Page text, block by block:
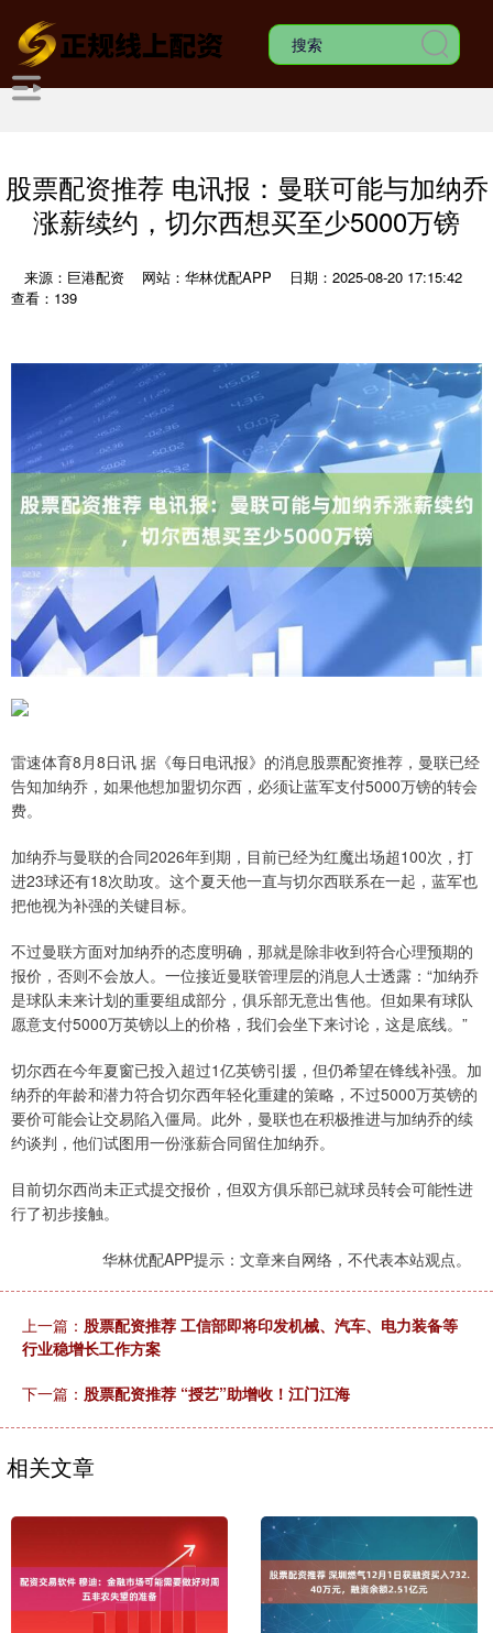
股票配资推荐 电讯报：曼联可能与加纳乔
涨薪续约，切尔西想买至少5000万镑
来源：巨港配资 网站：华林优配APP
日期：2025-08-20 17:15:42
查看：139
雷速体育8月8日讯 据《每日电讯报》的消息股票配资推荐，曼联已经
告知加纳乔，如果他想加盟切尔西，必须让蓝军支付5000万镑的转会
费。
加纳乔与曼联的合同2026年到期，目前已经为红魔出场超100次，打
进23球还有18次助攻。这个夏天他一直与切尔西联系在一起，蓝军也
把他视为补强的关键目标。
不过曼联方面对加纳乔的态度明确，那就是除非收到符合心理预期的
报价，否则不会放人。一位接近曼联管理层的消息人士透露：“加纳乔
是球队未来计划的重要组成部分，俱乐部无意出售他。但如果有球队
愿意支付5000万英镑以上的价格，我们会坐下来讨论，这是底线。”
切尔西在今年夏窗已投入超过1亿英镑引援，但仍希望在锋线补强。加
纳乔的年龄和潜力符合切尔西年轻化重建的策略，不过5000万英镑的
要价可能会让交易陷入僵局。此外，曼联也在积极推进与加纳乔的续
约谈判，他们试图用一份涨薪合同留住加纳乔。
目前切尔西尚未正式提交报价，但双方俱乐部已就球员转会可能性进
行了初步接触。
华林优配APP提示：文章来自网络，不代表本站观点。
上一篇： 股票配资推荐 工信部即将印发机械、汽车、电力装备等
行业稳增长工作方案
下一篇： 股票配资推荐 “授艺”助增收！江门江海
相关文章